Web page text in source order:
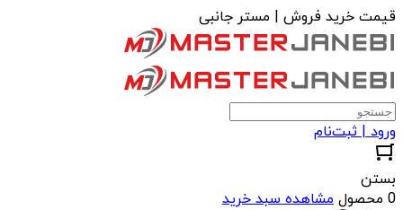
قیمت خرید فروش | مستر جانبی
ورود | ثبت‌نام
بستن
0 محصول
مشاهده سبد خرید